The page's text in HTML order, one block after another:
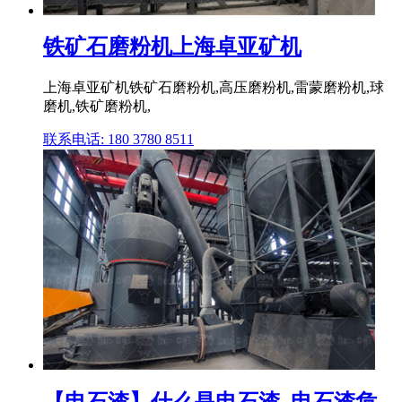
铁矿石磨粉机上海卓亚矿机
上海卓亚矿机铁矿石磨粉机,高压磨粉机,雷蒙磨粉机,球
磨机,铁矿磨粉机,
联系电话: 180 3780 8511